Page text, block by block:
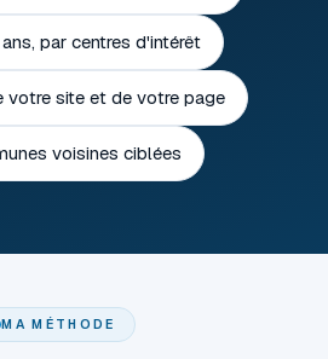
par centres d'intérêt
votre site et de votre page
voisines ciblées
MA MÉTHODE